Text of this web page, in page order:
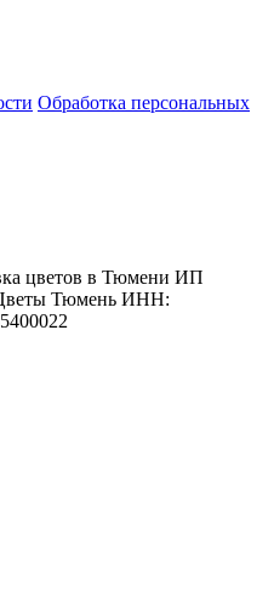
Обработка персональных
цветов в Тюмени ИП
Тюмень ИНН: